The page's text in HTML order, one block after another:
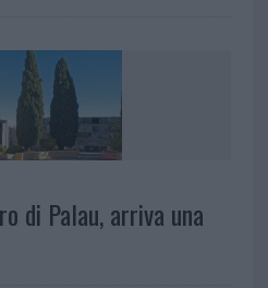
di Palau, arriva una